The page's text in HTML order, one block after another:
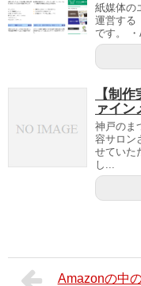
紙媒体の
運営する
です。 ・
【制
ァイン
神戸のま
容サロン
せていた
し...
Amazonの中